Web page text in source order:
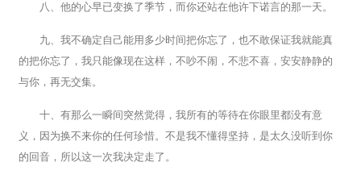
八、他的心早已变换了季节，而你还站在他许下诺言的那一天。
九、我不确定自己能用多少时间把你忘了，也不敢保证我就能真
的把你忘了，我只能像现在这样，不吵不闹，不悲不喜，安安静静的
与你，再无交集。
十、有那么一瞬间突然觉得，我所有的等待在你眼里都没有意
义，因为换不来你的任何珍惜。不是我不懂得坚持，是太久没听到你
的回音，所以这一次我决定走了。